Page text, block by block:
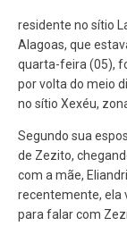
residente no sítio
Alagoas, que
quarta-feira (05),
por volta do meio
no sítio Xexéu,
Segundo sua
de Zezito,
com a mãe,
recentemente, ela
para falar com